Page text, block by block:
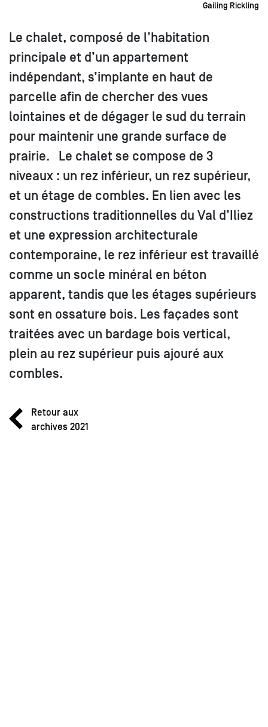
Le chalet, composé de l’habitation
principale et d’un appartement
indépendant, s’implante en haut de
parcelle afin de chercher des vues
lointaines et de dégager le sud du terrain
pour maintenir une grande surface de
prairie. Le chalet se compose de 3
niveaux : un rez inférieur, un rez supérieur,
et un étage de combles. En lien avec les
constructions traditionnelles du Val d’Iliez
et une expression architecturale
contemporaine, le rez inférieur est travaillé
comme un socle minéral en béton
apparent, tandis que les étages supérieurs
sont en ossature bois. Les façades sont
traitées avec un bardage bois vertical,
plein au rez supérieur puis ajouré aux
combles.
Gailing Rickling
Retour aux
archives 2021